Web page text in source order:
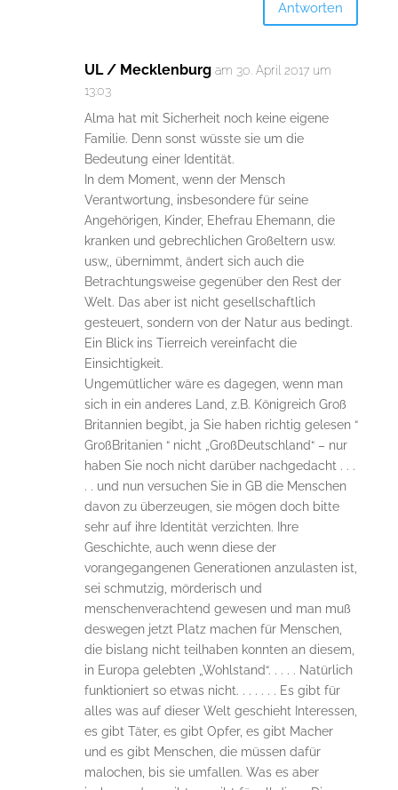
Antworten
UL / Mecklenburg am 30. April 2017 um
13:03
Alma hat mit Sicherheit noch keine eigene
Familie. Denn sonst wüsste sie um die
Bedeutung einer Identität.
In dem Moment, wenn der Mensch
Verantwortung, insbesondere für seine
Angehörigen, Kinder, Ehefrau Ehemann, die
kranken und gebrechlichen Großeltern usw.
usw,, übernimmt, ändert sich auch die
Betrachtungsweise gegenüber den Rest der
Welt. Das aber ist nicht gesellschaftlich
gesteuert, sondern von der Natur aus bedingt.
Ein Blick ins Tierreich vereinfacht die
Einsichtigkeit.
Ungemütlicher wäre es dagegen, wenn man
sich in ein anderes Land, z.B. Königreich Groß
Britannien begibt, ja Sie haben richtig gelesen “
GroßBritanien “ nicht „GroßDeutschland“ – nur
haben Sie noch nicht darüber nachgedacht . . .
. . und nun versuchen Sie in GB die Menschen
davon zu überzeugen, sie mögen doch bitte
sehr auf ihre Identität verzichten. Ihre
Geschichte, auch wenn diese der
vorangegangenen Generationen anzulasten ist,
sei schmutzig, mörderisch und
menschenverachtend gewesen und man muß
deswegen jetzt Platz machen für Menschen,
die bislang nicht teilhaben konnten an diesem,
in Europa gelebten „Wohlstand“. . . . . Natürlich
funktioniert so etwas nicht. . . . . . . Es gibt für
alles was auf dieser Welt geschieht Interessen,
es gibt Täter, es gibt Opfer, es gibt Macher
und es gibt Menschen, die müssen dafür
malochen, bis sie umfallen. Was es aber